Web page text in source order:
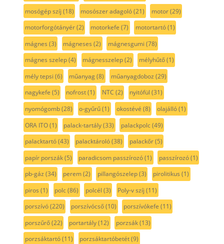
mosógép szíj (18) mosószer adagoló(21) motor(29)
motorforgótányér(2) motorkefe (7) motortartó(1)
mágnes (3) mágneses (2) mágnesgumi (78)
mágnes szelep(4) mágnesszelep(2) mélyhűtő(1)
mély tepsi (6) műanyag(8) műanyagdoboz (29)
nagykefe (5) nofrost(1) NTC (2) nyitófül (31)
nyomógomb(28) o-gyűrű(1) okostévé (8) olajálló(1)
ORA ITO(1) palack-tartály(33) palackpolc(49)
palacktartó(43) palacktároló(38) palackőr(5)
papír porszák(5) paradicsom passzírozó(1) passzírozó(1)
pb-gáz (34) perem(2) pillangószelep(3) pirolitikus (1)
piros (1) polc(86) polcél (3) Poly-v szíj (11)
porszívó(220) porszívócső(10) porszívókefe (11)
porszűrő(22) portartály(12) porzsák(13)
porzsáktartó(11) porzsáktartóbetét(9)